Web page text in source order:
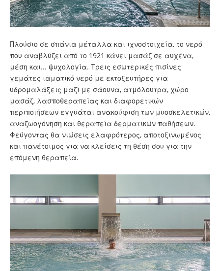
Πλούσιο σε σπάνια μέταλλα και ιχνοστοιχεία, το νερό
που αναβλύζει από το 1921 κάνει μασάζ σε αυχένα,
μέση και... ψυχολογία. Τρεις εσωτερικές πισίνες
γεμάτες ιαματικό νερό με εκτοξευτήρες για
υδρομαλάξεις μαζί με σάουνα, ατμόλουτρα, χώρο
μασάζ, λασποθεραπείας και διαφορετικών
περιποιήσεων εγγυάται ανακούφιση των μυοσκελετικών,
αναζωογόνηση και θεραπεία δερματικών παθήσεων.
Φεύγοντας θα νιώσεις ελαφρότερος, αποτοξινωμένος
και πανέτοιμος για να κλείσεις τη θέση σου για την
επόμενη θεραπεία.